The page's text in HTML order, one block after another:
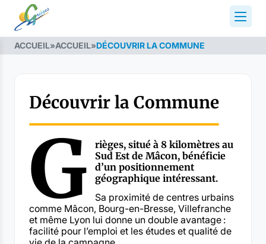
ACCUEIL»ACCUEIL»DÉCOUVRIR LA COMMUNE
Découvrir la Commune
G
rièges, situé à 8 kilomètres au
Sud Est de Mâcon, bénéficie
d’un positionnement
géographique intéressant.
Sa proximité de centres urbains
comme Mâcon, Bourg-en-Bresse, Villefranche
et même Lyon lui donne un double avantage :
facilité pour l’emploi et les études et qualité de